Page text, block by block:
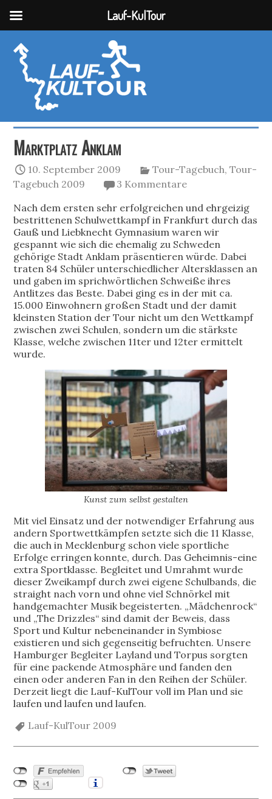
Marktplatz Anklam
10. September 2009 Tour-Tagebuch,Tour-
Tagebuch 2009
3 Kommentare
Nach dem ersten sehr erfolgreichen und ehrgeizig
bestrittenen Schulwettkampf in Frankfurt durch das
Gauß und Liebknecht Gymnasium waren wir
gespannt wie sich die ehemalig zu Schweden
gehörige Stadt Anklam präsentieren würde. Dabei
traten 84 Schüler unterschiedlicher Altersklassen an
und gaben im sprichwörtlichen Schweiße ihres
Antlitzes das Beste. Dabei ging es in der mit ca.
15.000 Einwohnern großen Stadt und der damit
kleinsten Station der Tour nicht um den Wettkampf
zwischen zwei Schulen, sondern um die stärkste
Klasse, welche zwischen 11ter und 12ter ermittelt
wurde.
Kunst zum selbst gestalten
Mit viel Einsatz und der notwendiger Erfahrung aus
andern Sportwettkämpfen setzte sich die 11 Klasse,
die auch in Mecklenburg schon viele sportliche
Erfolge erringen konnte, durch. Das Geheimnis-eine
extra Sportklasse. Begleitet und Umrahmt wurde
dieser Zweikampf durch zwei eigene Schulbands, die
straight nach vorn und ohne viel Schnörkel mit
handgemachter Musik begeisterten. „Mädchenrock“
und „The Drizzles“ sind damit der Beweis, dass
Sport und Kultur nebeneinander in Symbiose
existieren und sich gegenseitig befruchten. Unsere
Hamburger Begleiter Layland und Torpus sorgten
für eine packende Atmosphäre und fanden den
einen oder anderen Fan in den Reihen der Schüler.
Derzeit liegt die Lauf-KulTour voll im Plan und sie
laufen und laufen und laufen.
Lauf-KulTour 2009
Lauf-KulTour